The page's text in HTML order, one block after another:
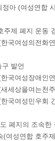
정아 (여성연합
주제 폐지 운동
국여성의전화
발언
국여성장애인
세상을여는천
국여성민우회
폐지의 조속한
(여성연합 호주